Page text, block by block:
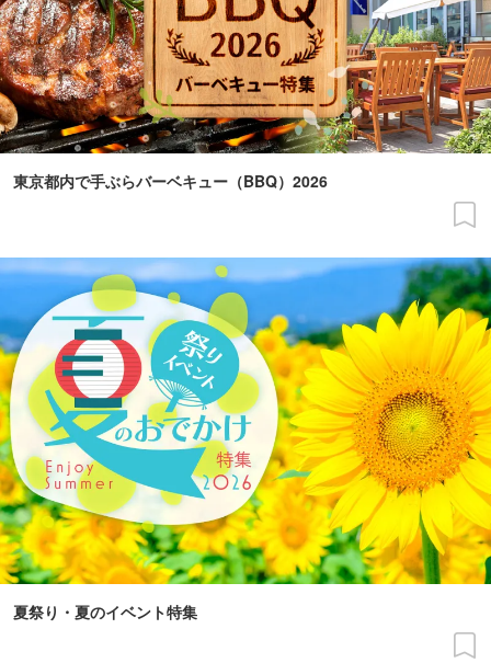
東京都内で手ぶらバーベキュー（BBQ）2026
夏祭り・夏のイベント特集